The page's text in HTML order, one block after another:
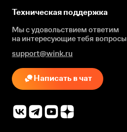
Техническая поддержка
Мы с удовольствием ответим
на интересующиетебя вопросы
support@wink.ru
Написать в чат